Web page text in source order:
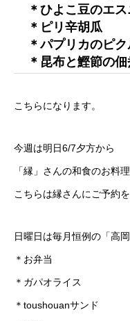
＊ひよこ豆のエ
＊ピリ辛胡瓜
＊パプリカのピ
＊昆布と鰹節の佃
こちらになります。
今週は明日6/7夕方から
「縁」さんの和食のお料理
こちらは縁さんにご予約
日曜日は毎月恒例の「高岡
＊お弁当
＊ガパオライス
＊toushouanサンド